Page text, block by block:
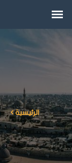
الرئيسية